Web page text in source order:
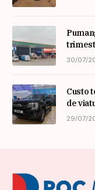
30/07/
Custo
de
29/07/